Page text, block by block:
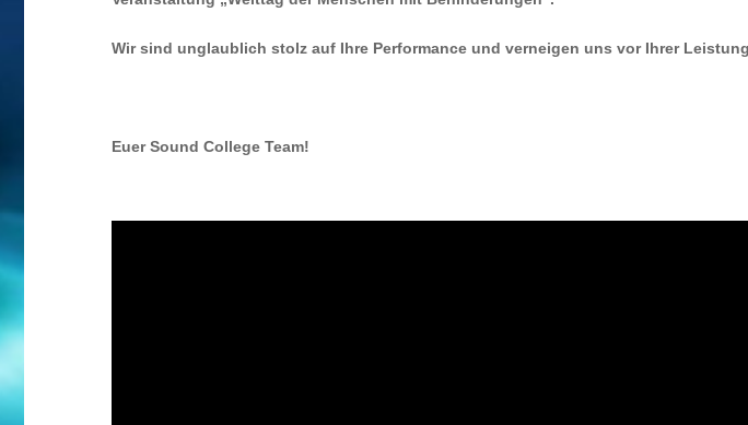
Wir sind unglaublich stolz auf Ihre Performance und verneigen uns vor Ihrer
Euer Sound College Team!